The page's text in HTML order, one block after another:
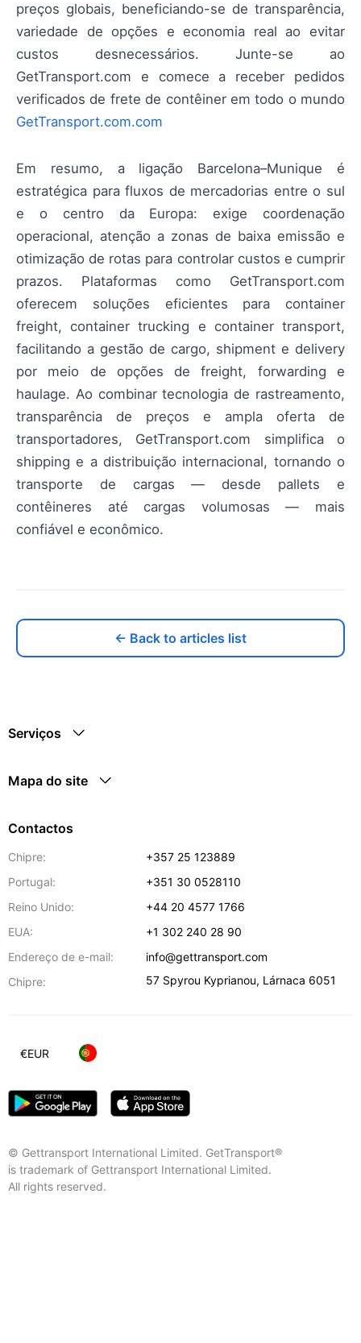
preços globais, beneficiando-se de transparência,
variedade de opções e economia real ao evitar
custos desnecessários. Junte-se ao
GetTransport.com e comece a receber pedidos
verificados de frete de contêiner em todo o mundo
GetTransport.com.com
Em resumo, a ligação Barcelona–Munique é
estratégica para fluxos de mercadorias entre o sul
e o centro da Europa: exige coordenação
operacional, atenção a zonas de baixa emissão e
otimização de rotas para controlar custos e cumprir
prazos. Plataformas como GetTransport.com
oferecem soluções eficientes para container
freight, container trucking e container transport,
facilitando a gestão de cargo, shipment e delivery
por meio de opções de freight, forwarding e
haulage. Ao combinar tecnologia de rastreamento,
transparência de preços e ampla oferta de
transportadores, GetTransport.com simplifica o
shipping e a distribuição internacional, tornando o
transporte de cargas — desde pallets e
contêineres até cargas volumosas — mais
confiável e econômico.
← Back to articles list
Serviços
Mapa do site
Contactos
Chipre:
+357 25 123889
Portugal:
+351 30 0528110
Reino Unido:
+44 20 4577 1766
EUA:
+1 302 240 28 90
Endereço de e-mail:
info@gettransport.com
Chipre:
57 Spyrou Kyprianou, Lárnaca 6051
© Gettransport International Limited. GetTransport®
is trademark of Gettransport International Limited.
All rights reserved.
€EUR